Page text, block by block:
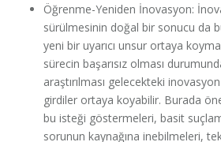
Öğrenme-Yeniden İnovasyon:
sürülmesinin doğal bir sonucu da
yeni bir uyarıcı unsur ortaya
sürecin başarısız olması
araştırılması gelecekteki
girdiler ortaya koyabilir. Burada
bu isteği göstermeleri, basit
sorunun kaynağına inebilmeleri,